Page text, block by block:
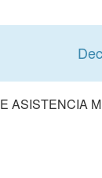
ASISTENCIA